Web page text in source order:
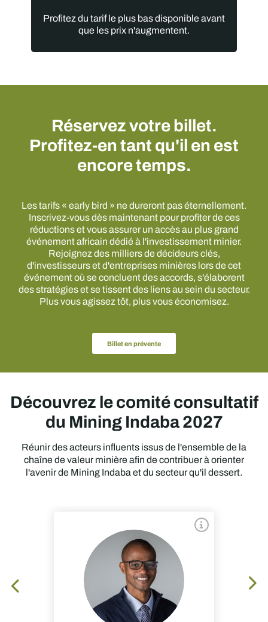
Profitez du tarif le plus bas disponible avant
que les prix n'augmentent.
Réservez votre billet.
Profitez-en tant qu'il en est
encore temps.
Les tarifs « early bird » ne dureront pas éternellement.
Inscrivez-vous dès maintenant pour profiter de ces
réductions et vous assurer un accès au plus grand
événement africain dédié à l'investissement minier.
Rejoignez des milliers de décideurs clés,
d'investisseurs et d'entreprises minières lors de cet
événement où se concluent des accords, s'élaborent
des stratégies et se tissent des liens au sein du secteur.
Plus vous agissez tôt, plus vous économisez.
Billet en prévente
Découvrez le comité consultatif
du Mining Indaba 2027
Réunir des acteurs influents issus de l'ensemble de la
chaîne de valeur minière afin de contribuer à orienter
l'avenir de Mining Indaba et du secteur qu'il dessert.